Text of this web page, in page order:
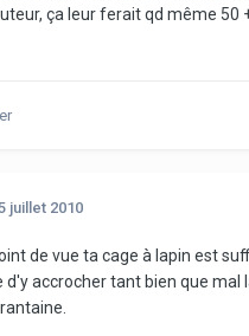
ça leur ferait qd même 50
juillet 2010
de vue ta cage à lapin est
d'y accrocher tant bien que